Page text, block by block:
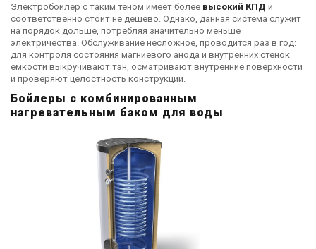
Электробойлер с таким теном имеет более высокий КПД и
соответственно стоит не дешево. Однако, данная система служит
на порядок дольше, потребляя значительно меньше
электричества. Обслуживание несложное, проводится раз в год:
для контроля состояния магниевого анода и внутренних стенок
емкости выкручивают тэн, осматривают внутренние поверхности
и проверяют целостность конструкции.
Бойлеры с комбинированным
нагревательным баком для воды